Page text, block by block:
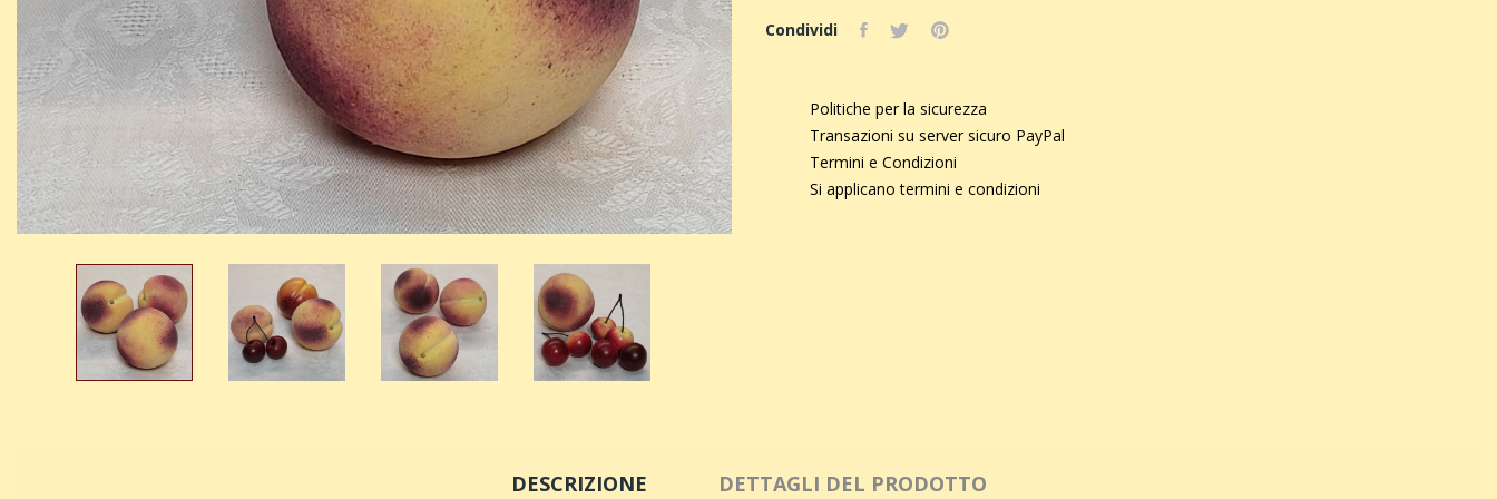
Condividi
Politiche per la sicurezza
Transazioni su server sicuro PayPal
Termini e Condizioni
Si applicano termini e condizioni
DESCRIZIONE DETTAGLI DEL PRODOTTO